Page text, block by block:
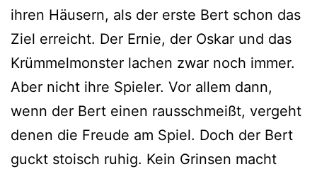
ihren Häusern, als der erste Bert schon das
Ziel erreicht. Der Ernie, der Oskar und das
Krümmelmonster lachen zwar noch immer.
Aber nicht ihre Spieler. Vor allem dann,
wenn der Bert einen rausschmeißt, vergeht
denen die Freude am Spiel. Doch der Bert
guckt stoisch ruhig. Kein Grinsen macht